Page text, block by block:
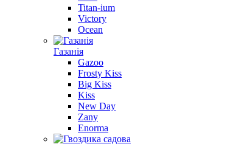
Titan-ium
Victory
Ocean
Газанiя
Gazoo
Frosty Kiss
Big Kiss
Kiss
New Day
Zany
Enorma